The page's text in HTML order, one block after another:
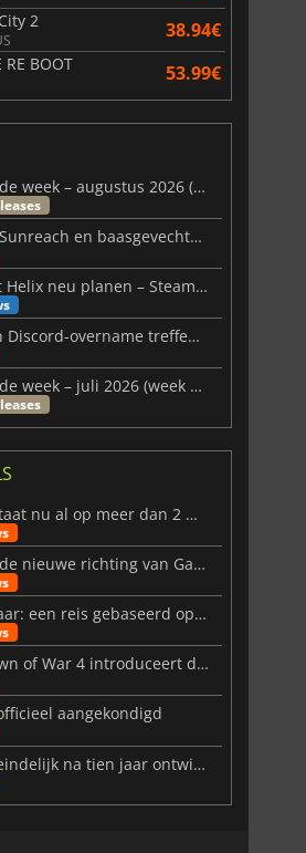
2 38.94€
RE BOOT 53.99€
Niuwe Videogames van de week – augustus 2026 (week 32)
Palworld-update maakt Sunreach en baasgevechten stabieler
Microsoft könnte Project Helix neu planen – Steam-Support wackelt
Malware-kaarten en een Discord-overname treffen Meccha Chameleon
Niuwe Videogames van de week – juli 2026 (week 31)
Resident Evil Veronica staat nu al op meer dan 2 miljoen verlanglijstjes
Beast of Reincarnation: de nieuwe richting van Game Freak
Big Walk is nu verkrijgbaar: een reis gebaseerd op vriendschap
Warhammer 40.000: Dawn of War 4 introduceert de Necron-factie
aangekondigd
Vahrin's Call verschijnt eindelijk na tien jaar ontwikkeling